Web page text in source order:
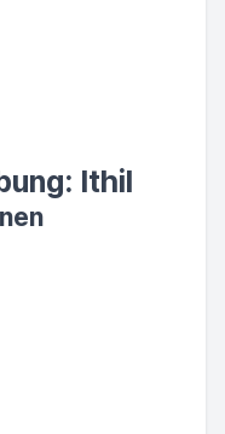
Ithil